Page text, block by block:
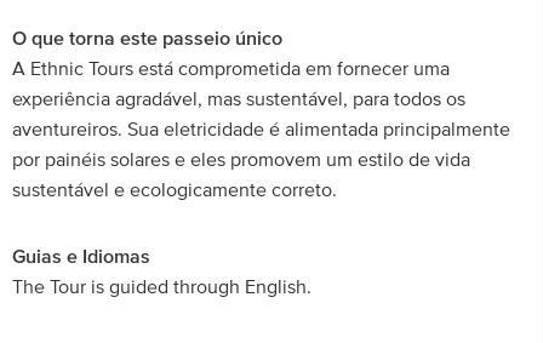
O que torna este passeio único
A Ethnic Tours está comprometida em fornecer uma
experiência agradável, mas sustentável, para todos os
aventureiros. Sua eletricidade é alimentada principalmente
por painéis solares e eles promovem um estilo de vida
sustentável e ecologicamente correto.
Guias e Idiomas
The Tour is guided through English.